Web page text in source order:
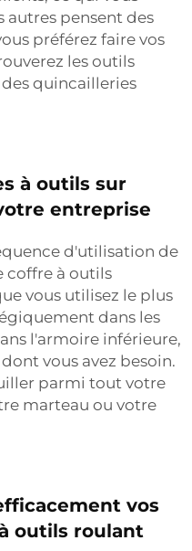
autres pensent des
préférez faire vos
les outils
quincailleries
à outils sur
entreprise
d'utilisation de
coffre à outils
vous utilisez le plus
dans les
l'armoire inférieure,
vous avez besoin.
parmi tout votre
marteau ou votre
vos
outils roulant